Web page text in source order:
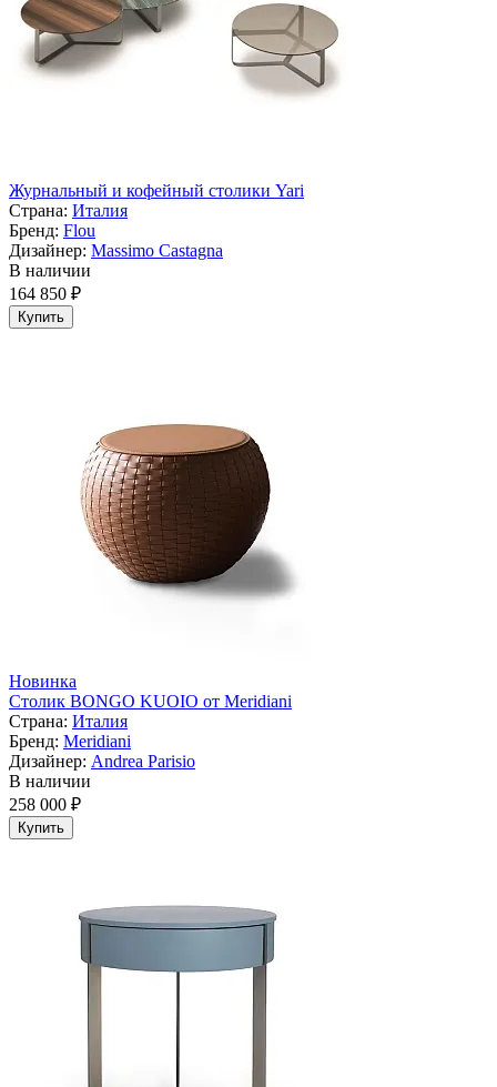
Журнальный и кофейный столики Yari
Страна: Италия
Бренд: Flou
Дизайнер: Massimo Castagna
В наличии
164 850 ₽
Купить
Новинка
Столик BONGO KUOIO от Meridiani
Страна: Италия
Бренд: Meridiani
Дизайнер: Andrea Parisio
В наличии
258 000 ₽
Купить